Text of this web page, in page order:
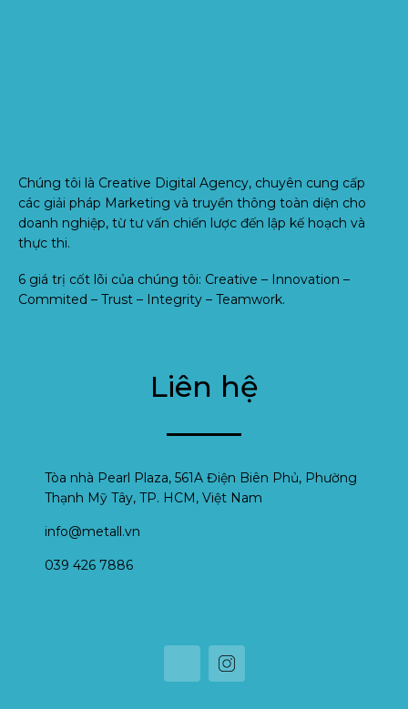
Chúng tôi là Creative Digital Agency, chuyên cung cấp
các giải pháp Marketing và truyền thông toàn diện cho
doanh nghiệp, từ tư vấn chiến lược đến lập kế hoạch và
thực thi.
6 giá trị cốt lõi của chúng tôi: Creative – Innovation –
Commited – Trust – Integrity – Teamwork.
Liên hệ
Tòa nhà Pearl Plaza, 561A Điện Biên Phủ, Phường
Thạnh Mỹ Tây, TP. HCM, Việt Nam
info@metall.vn
039 426 7886